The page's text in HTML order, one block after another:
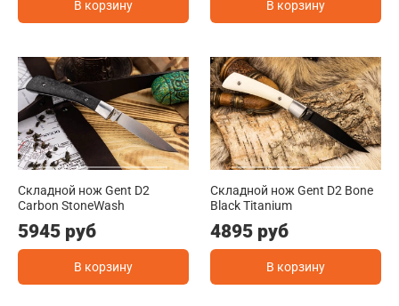
В корзину В корзину
Складной нож Gent D2
Carbon StoneWash
5945 руб
В корзину
Складной нож Gent D2 Bone
Black Titanium
4895 руб
В корзину